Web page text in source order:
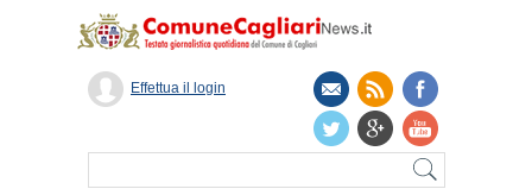
Effettua il login